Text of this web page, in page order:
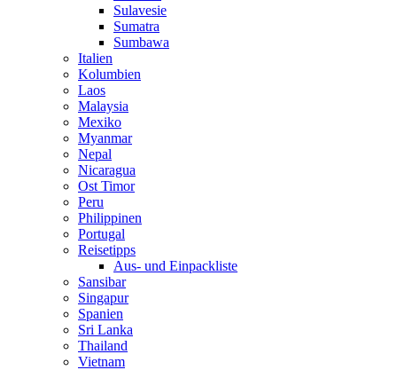
Sulavesie
Sumatra
Sumbawa
Italien
Kolumbien
Laos
Malaysia
Mexiko
Myanmar
Nepal
Nicaragua
Ost Timor
Peru
Philippinen
Portugal
Reisetipps
Aus- und Einpackliste
Sansibar
Singapur
Spanien
Sri Lanka
Thailand
Vietnam